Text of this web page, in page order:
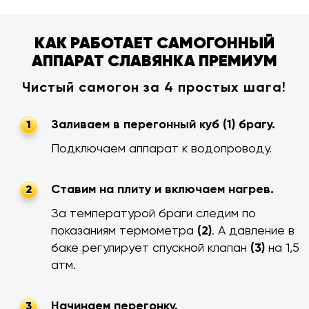
КАК РАБОТАЕТ САМОГОННЫЙ
АППАРАТ СЛАВЯНКА ПРЕМИУМ
Чистый самогон за 4 простых шага!
1
Заливаем в перегонный куб (1) брагу.
Подключаем аппарат к водопроводу.
2
Ставим на плиту и включаем нагрев.
За температурой браги следим по
показаниям термометра (2). А давление в
баке регулирует спускной клапан (3) на 1,5
атм.
Начинаем перегонку.